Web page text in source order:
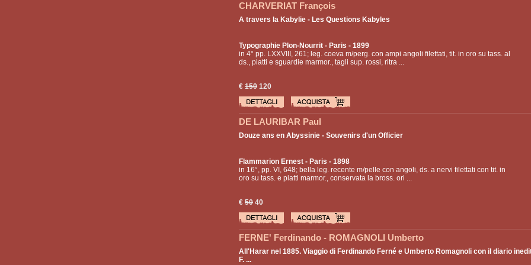
CHARVERIAT François
A travers la Kabylie - Les Questions Kabyles
Typographie Plon-Nourrit - Paris - 1899
in 4° pp. LXXVIII, 261; leg. coeva m/perg. con ampi angoli filettati, tit. in oro su tass. al
ds., piatti e sguardie marmor., tagli sup. rossi, ritra ...
€ 150 120
DE LAURIBAR Paul
Douze ans en Abyssinie - Souvenirs d'un Officier
Flammarion Ernest - Paris - 1898
in 16°, pp. VI, 648; bella leg. recente m/pelle con angoli, ds. a nervi filettati con tit. in
oro su tass. e piatti marmor., conservata la bross. ori ...
€ 50 40
FERNE' Ferdinando - ROMAGNOLI Umberto
All'Harar nel 1885. Viaggio di Ferdinando Ferné e Umberto Romagnoli con il diario
F. ...